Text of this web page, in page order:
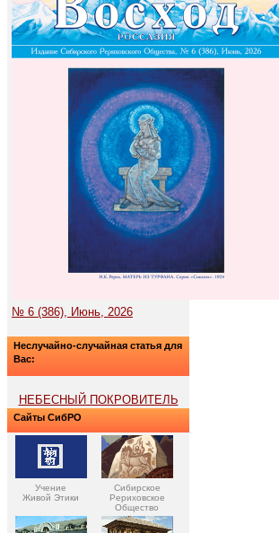
№ 6 (386), Июнь, 2026
Неслучайно-случайная статья для
Вас:
НЕБЕСНЫЙ ПОКРОВИТЕЛЬ
Сайты СибРО
Учение
Живой Этики
Сибирское
Рериховское
Общество